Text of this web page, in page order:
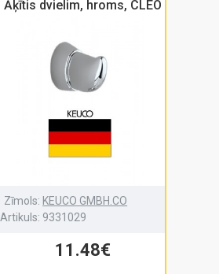
Āķītis dvielim, hroms, CLEO
Zīmols: KEUCO GMBH.CO
Artikuls: 9331029
11.48€